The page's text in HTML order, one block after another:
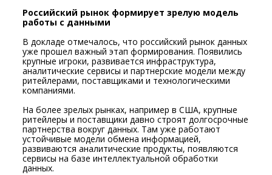
Российский рынок формирует зрелую модель
работы с данными
В докладе отмечалось, что российский рынок данных
уже прошел важный этап формирования. Появились
крупные игроки, развивается инфраструктура,
аналитические сервисы и партнерские модели между
ритейлерами, поставщиками и технологическими
компаниями.
На более зрелых рынках, например в США, крупные
ритейлеры и поставщики давно строят долгосрочные
партнерства вокруг данных. Там уже работают
устойчивые модели обмена информацией,
развиваются аналитические продукты, появляются
сервисы на базе интеллектуальной обработки
данных.